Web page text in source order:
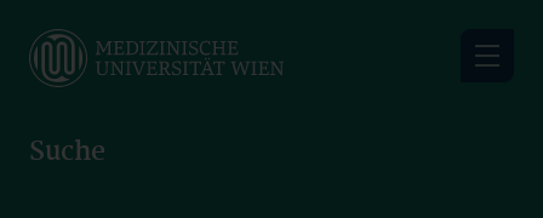
main
Suche